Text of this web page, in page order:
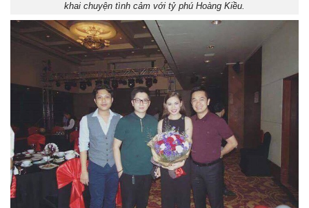
khai chuyện tình cảm với tỷ phú Hoàng Kiều.